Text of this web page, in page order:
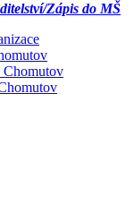
Zápis do MŠ
Chomutov